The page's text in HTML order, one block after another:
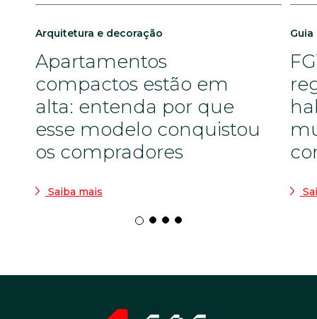
Arquitetura e decoração
Apartamentos
compactos estão em
alta: entenda por que
esse modelo conquistou
os compradores
Saiba mais